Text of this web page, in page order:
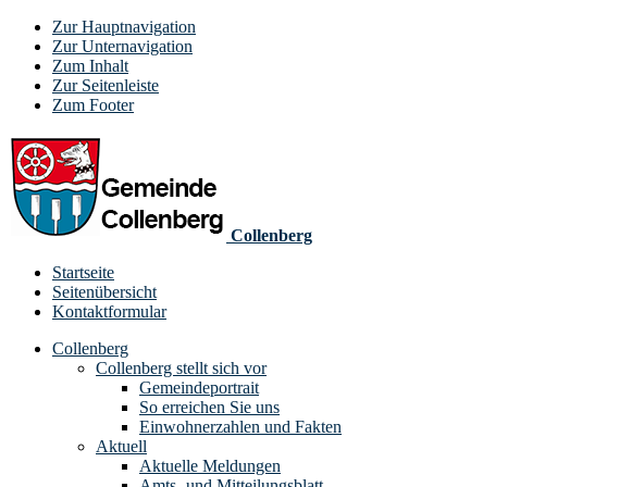
Zur Hauptnavigation
Zur Unternavigation
Zum Inhalt
Zur Seitenleiste
Zum Footer
Collenberg
Startseite
Seitenübersicht
Kontaktformular
Collenberg
Collenberg stellt sich vor
Gemeindeportrait
So erreichen Sie uns
Einwohnerzahlen und Fakten
Aktuell
Aktuelle Meldungen